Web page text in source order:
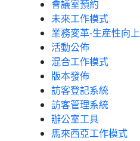
會議室預約
未來工作模式
業務変革-生産性向上
活動公佈
混合工作模式
版本發佈
訪客登記系統
訪客管理系統
辦公室工具
馬來西亞工作模式